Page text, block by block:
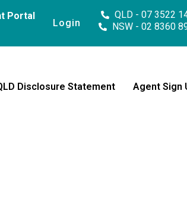
Portal
Login
QLD - 07 3522
NSW - 02 8360
Disclosure Statement Agent Sign